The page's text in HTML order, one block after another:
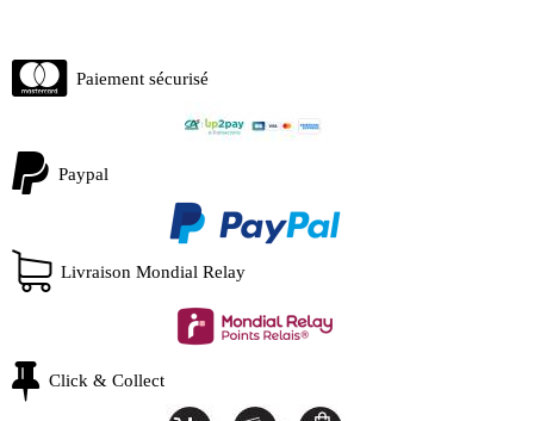
Paiement sécurisé
Paypal
Livraison Mondial Relay
Click & Collect